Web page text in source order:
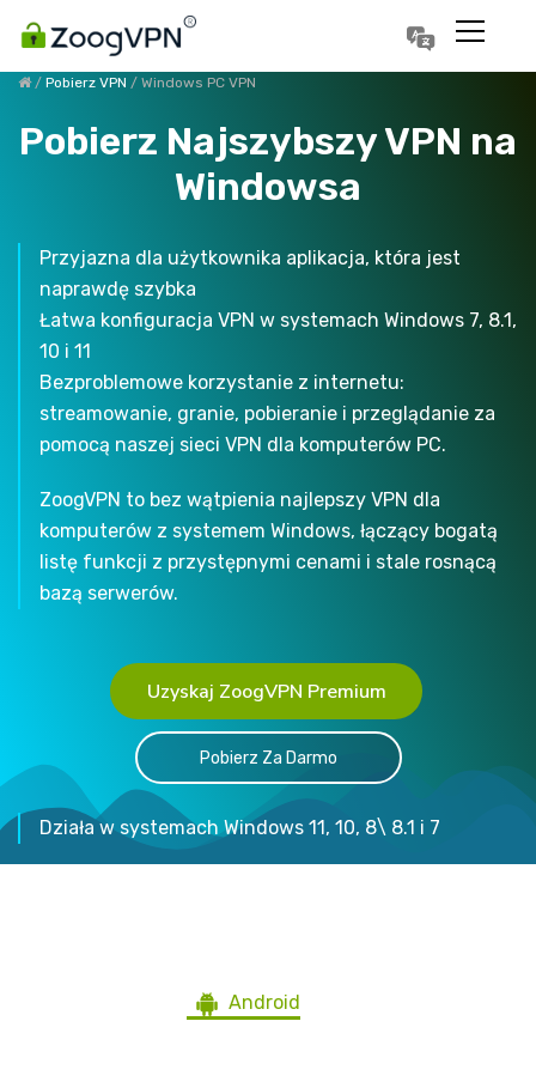
/ Pobierz VPN / Windows PC VPN
Pobierz Najszybszy VPN na
Windowsa
Przyjazna dla użytkownika aplikacja, która jest
naprawdę szybka
Łatwa konfiguracja VPN w systemach Windows 7, 8.1,
10 i 11
Bezproblemowe korzystanie z internetu:
streamowanie, granie, pobieranie i przeglądanie za
pomocą naszej sieci VPN dla komputerów PC.
ZoogVPN to bez wątpienia najlepszy VPN dla
komputerów z systemem Windows, łączący bogatą
listę funkcji z przystępnymi cenami i stale rosnącą
bazą serwerów.
Uzyskaj ZoogVPN Premium
Pobierz Za Darmo
Działa w systemach Windows 11, 10, 8\ 8.1 i 7
Android